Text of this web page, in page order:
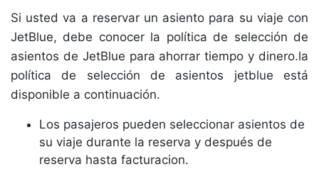
Si usted va a reservar un asiento para su viaje con
JetBlue, debe conocer la política de selección de
asientos de JetBlue para ahorrar tiempo y dinero.la
política de selección de asientos jetblue está
disponible a continuación.
Los pasajeros pueden seleccionar asientos de
su viaje durante la reserva y después de
reserva hasta facturacion.